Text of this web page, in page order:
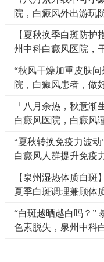
院，白癜风外出游玩
【夏秋换季白斑防护
州中科白癜风医院，
“秋风干燥加重皮肤
院，白癜风患者，做
「八月余热，秋意渐
白癜风医院，白癜风
“夏秋转换免疫力波动
白癜风人群提升免疫
【泉州湿热体质白斑
夏季白斑调理兼顾体
“白斑越晒越白吗？”
色素脱失，泉州中科